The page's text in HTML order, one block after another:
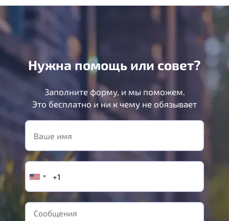
Нужна помощь или совет?
Заполните форму, и мы поможем.
Это бесплатно и ни к чему не обязывает